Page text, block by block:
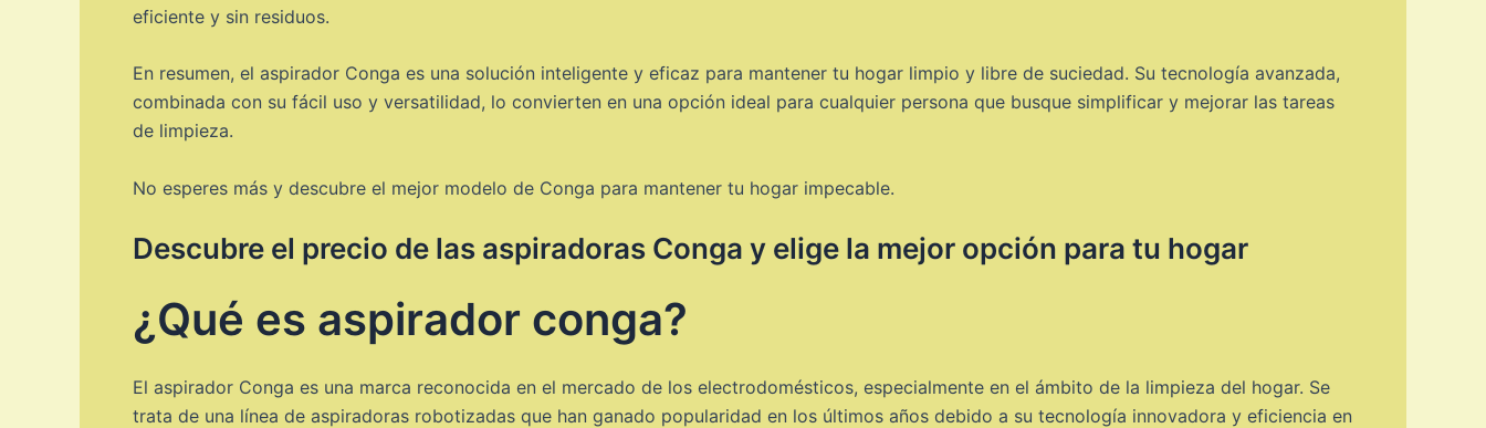
eficiente y sin residuos.
En resumen, el aspirador Conga es una solución inteligente y eficaz para mantener tu hogar limpio y libre de suciedad. Su tecnología avanzada,
combinada con su fácil uso y versatilidad, lo convierten en una opción ideal para cualquier persona que busque simplificar y mejorar las tareas
de limpieza.
No esperes más y descubre el mejor modelo de Conga para mantener tu hogar impecable.
Descubre el precio de las aspiradoras Conga y elige la mejor opción para tu hogar
¿Qué es aspirador conga?
El aspirador Conga es una marca reconocida en el mercado de los electrodomésticos, especialmente en el ámbito de la limpieza del hogar. Se
trata de una línea de aspiradoras robotizadas que han ganado popularidad en los últimos años debido a su tecnología innovadora y eficiencia en